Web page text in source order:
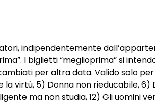
indipendentemente
I biglietti “meglioprima” si
per altra data. Valido solo
la virtù, 5) Donna non rieducabile,
ma non studia, 12) Gli